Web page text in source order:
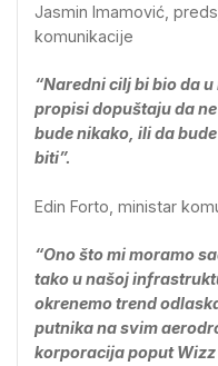
Jasmin Imamović,
komunikacije
“Naredni cilj bi bio da
propisi dopuštaju da
bude nikako, ili da
biti”.
Edin Forto, ministar
“Ono što mi moramo
tako u našoj
okrenemo trend
putnika na svim
korporacija poput